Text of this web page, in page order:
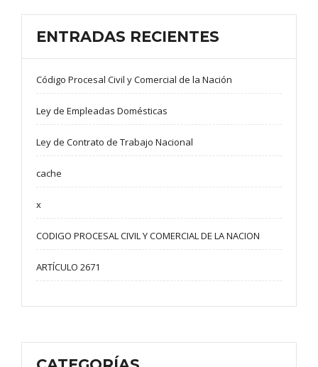
ENTRADAS RECIENTES
Código Procesal Civil y Comercial de la Nación
Ley de Empleadas Domésticas
Ley de Contrato de Trabajo Nacional
cache
x
CODIGO PROCESAL CIVIL Y COMERCIAL DE LA NACION
ARTÍCULO 2671